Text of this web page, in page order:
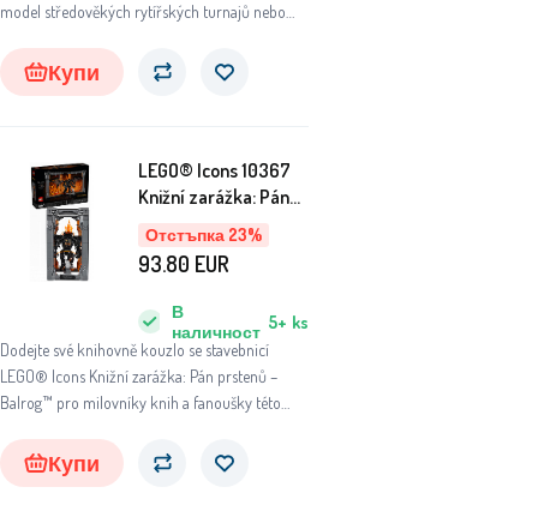
model středověkých rytířských turnajů nebo
Купи
Отстъпка 23%
LEGO® Icons 10367
Knižní zarážka: Pán
prstenů – Balrog™
Dodejte své knihovně kouzlo se stavebnicí
LEGO® Icons Knižní zarážka: Pán prstenů –
Balrog™ pro milovníky knih a fanoušky této
В
наличност 5+ ks
93.80 EUR
Купи